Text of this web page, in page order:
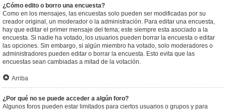
¿Cómo edito o borro una encuesta?
Como en los mensajes, las encuestas solo pueden ser modificadas por su
creador original, un moderador o la administración. Para editar una encuesta,
hay que editar el primer mensaje del tema; este siempre esta asociado a la
encuesta. Si nadie ha votado, los usuarios pueden borrar la encuesta o editar
las opciones. Sin embargo, si algún miembro ha votado, solo moderadores o
administradores pueden editar o borrar la encuesta. Esto evita que las
encuestas sean cambiadas a mitad de la votación.
Arriba
¿Por qué no se puede acceder a algún foro?
Algunos foros pueden estar limitados para ciertos usuarios o grupos y para